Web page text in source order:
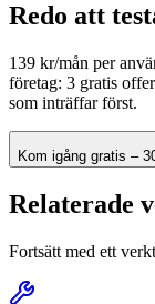
Redo att
139 kr/mån per
företag: 3 gratis
som inträffar först.
Kom igång gratis –
Relaterade
Fortsätt med ett